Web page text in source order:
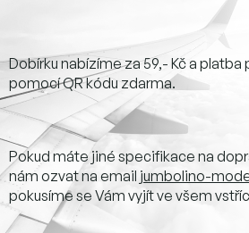
Dobírku nabízíme za 59,- Kč a
pomocí QR kódu zdarma.
Pokud máte jiné specifikace na
nám ozvat na email jumbolino-
pokusíme se Vám vyjít ve všem